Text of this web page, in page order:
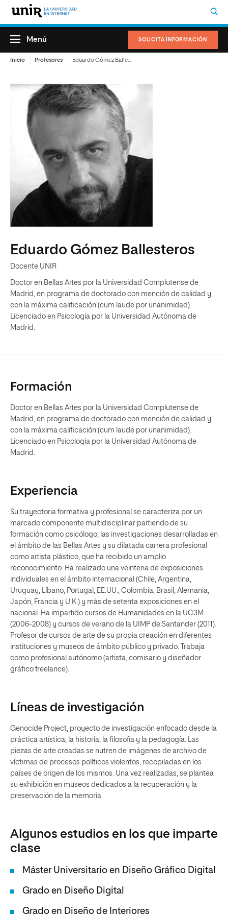
SOLICITA INFORMACIÓN
Menú
Inicio Profesores
Eduardo Gómez Ballesteros
Docente UNIR
Doctor en Bellas Artes por la Universidad Complutense de
Madrid, en programa de doctorado con mención de calidad y
con la máxima calificación (cum laude por unanimidad).
Licenciado en Psicología por la Universidad Autónoma de
Madrid.
Formación
Doctor en Bellas Artes por la Universidad Complutense de
Madrid, en programa de doctorado con mención de calidad y
con la máxima calificación (cum laude por unanimidad).
Licenciado en Psicología por la Universidad Autónoma de
Madrid.
Experiencia
Su trayectoria formativa y profesional se caracteriza por un
marcado componente multidisciplinar partiendo de su
formación como psicólogo, las investigaciones desarrolladas en
el ámbito de las Bellas Artes y su dilatada carrera profesional
como artista plástico, que ha recibido un amplio
reconocimiento. Ha realizado una veintena de exposiciones
individuales en el ámbito internacional (Chile, Argentina,
Uruguay, Líbano, Portugal, EE.UU., Colombia, Brasil, Alemania,
Japón, Francia y U.K.) y más de setenta exposiciones en el
nacional. Ha impartido cursos de Humanidades en la UC3M
(2006-2008) y cursos de verano de la UIMP de Santander (2011).
Profesor de cursos de arte de su propia creación en diferentes
instituciones y museos de ámbito público y privado. Trabaja
como profesional autónomo (artista, comisario y diseñador
gráfico freelance).
Líneas de investigación
Genocide Project, proyecto de investigación enfocado desde la
práctica artística, la historia, la filosofía y la pedagogía. Las
piezas de arte creadas se nutren de imágenes de archivo de
víctimas de procesos políticos violentos, recopiladas en los
países de origen de los mismos. Una vez realizadas, se plantea
su exhibición en museos dedicados a la recuperación y la
preservación de la memoria.
Algunos estudios en los que imparte
clase
Máster Universitario en Diseño Gráfico Digital
Grado en Diseño Digital
Grado en Diseño de Interiores